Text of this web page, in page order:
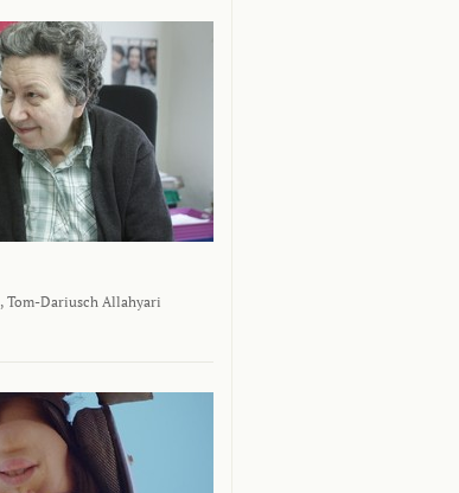
, Tom-Dariusch Allahyari